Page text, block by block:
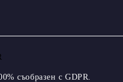
съобразен с GDPR.